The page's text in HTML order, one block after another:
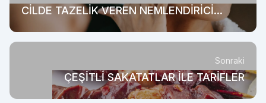
CİLDE TAZELİK VEREN NEMLENDİRİCİ
KREM SEÇENEKLERİ
Sonraki
ÇEŞİTLİ SAKATATLAR İLE TARİFLER